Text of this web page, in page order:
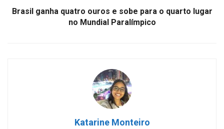
Brasil ganha quatro ouros e sobe para o quarto lugar
no Mundial Paralímpico
Katarine Monteiro